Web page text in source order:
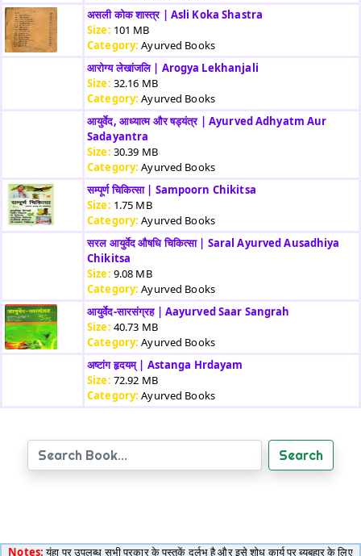
असली कोक शास्त्र | Asli Koka Shastra
Size: 101 MB
Category:Ayurved Books
आरोग्य लेखांजलि | Arogya Lekhanjali
Size: 32.16 MB
Category:Ayurved Books
आयुर्वेद, आध्यात्म और षड्यंत्र | Ayurved Adhyatm Aur
Sadayantra
Size: 30.39 MB
Category:Ayurved Books
सम्पूर्ण चिकित्सा | Sampoorn Chikitsa
Size: 1.75 MB
Category:Ayurved Books
सरल आयुर्वेद औषधि चिकित्सा | Saral Ayurved Ausadhiya
Chikitsa
Size: 9.08 MB
Category:Ayurved Books
आयुर्वेद-सारसंग्रह | Aayurved Saar Sangrah
Size: 40.73 MB
Category:Ayurved Books
अष्टांग हृदयम् | Astanga Hrdayam
Size: 72.92 MB
Category:Ayurved Books
Search
Notes:यंहा पर उपलब्ध सभी प्रकार के पुस्तकें दुर्लभ है और इसे शोध कार्य पर ब्यबहार के लिए